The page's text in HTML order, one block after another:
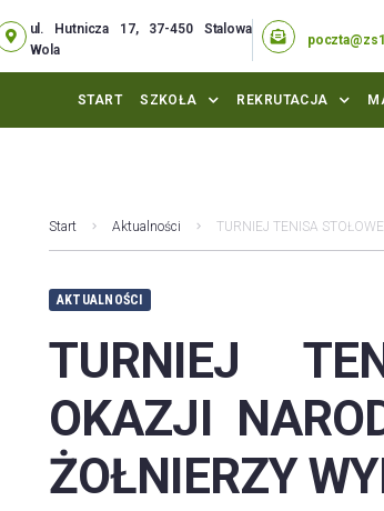
ul. Hutnicza 17, 37-450 Stalowa
Wola
START SZKOŁA REKRUTACJA
Start Aktualności TURNIEJ TENISA
AKTUALNOŚCI
TURNIEJ
OKAZJI
ŻOŁNIERZY